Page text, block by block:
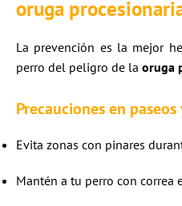
oruga
La prevención es la mejor
perro del peligro de la oruga
Precauciones en
Evita zonas con pinares
Mantén a tu perro con correa